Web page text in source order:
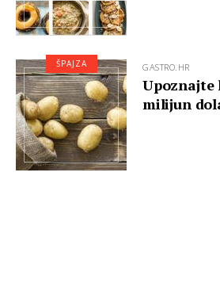
GASTRO.HR
Upoznajte
milijun
ŠPAJZA